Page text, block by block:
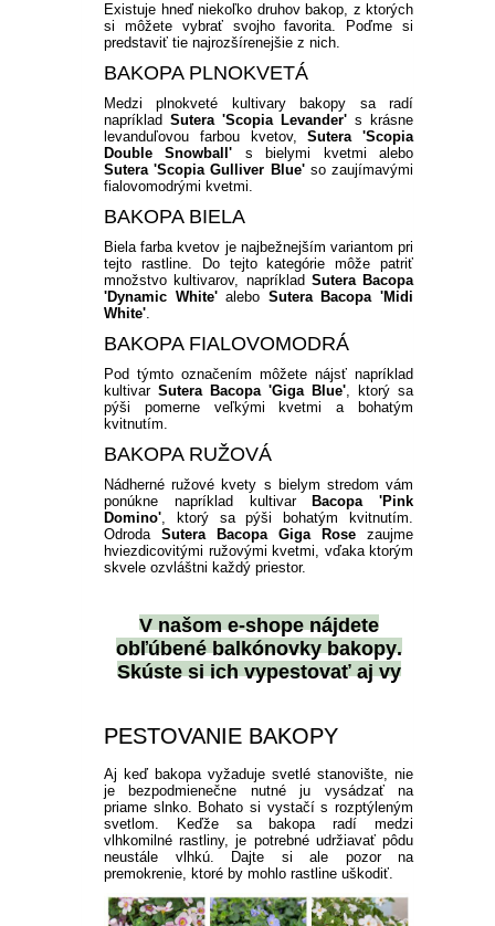
SEMENÁ NA NAKLÍČENIE
ZELENINY
KLINČEK
CHRYZANTÉMOVKA
BIDENS - DVOJZUB
PLEKTRANT
SCAEVOLA
DIASCIA
HELICHRYSUM
OSTEOSPERMUM
ISOTOMA
MLIEČNIK
POVOJNÍK
DIANTHUS
BAKOPA
LOBELKY
LOTUS
VEJÁROVKA
NETÝKAVKA
OKRASNÁ ŽIHĽAVA
IPOMOEA
DICHONDRA
PLECTRANTHUS
SLAMIHA
ZÁDUŠNÍK
PABAMBUS
PEROVEC
VYSOKÉ OKRASNÉ TRÁVY
OSTATNÉ
ASTILBY
HEUCHERY
HOSTY
JARNÉ TRVALKY
LETNÉ TRVALKY
JESENNÉ TRVALKY
SKALNIČKY
LEVANDUĽA
ECHINACEA
HORTENZIE KALINOLISTÉ
HORTENZIE
STROMČEKOVITÉ
MODRÉ HORTENZIE
PRÍSLUŠENSTVO K
OKRASNEJ ZÁHRADE
RAKYTNÍK RAŠETLIAKOVÝ
ZEMOLEZ KAMČATSKÝ
ORECHY A LIESKY
NETRADIČNÉ OSTATNÉ
SLADKÉ ZEMIAKY
SADBOVÝ CESNAK
MEDVEDÍ CESNAK
ZELENINOVÉ PRIESADY
OSTATNÉ
Existuje hneď niekoľko druhov bakop, z ktorých
si môžete vybrať svojho favorita. Poďme si
predstaviť tie najrozšírenejšie z nich.
BAKOPA PLNOKVETÁ
Medzi plnokveté kultivary bakopy sa radí
napríklad Sutera 'Scopia Levander' s krásne
levanduľovou farbou kvetov,Sutera 'Scopia
Double Snowball' s bielymi kvetmi alebo
Sutera 'Scopia Gulliver Blue'so zaujímavými
fialovomodrými kvetmi.
BAKOPA BIELA
Biela farba kvetov je najbežnejším variantom pri
tejto rastline. Do tejto kategórie môže patriť
množstvo kultivarov, napríklad Sutera Bacopa
'Dynamic White'alebo Sutera Bacopa 'Midi
White'.
BAKOPA FIALOVOMODRÁ
Pod týmto označením môžete nájsť napríklad
kultivar Sutera Bacopa 'Giga Blue', ktorý sa
pýši pomerne veľkými kvetmi a bohatým
kvitnutím.
BAKOPA RUŽOVÁ
Nádherné ružové kvety s bielym stredom vám
ponúkne napríklad kultivar
Bacopa 'Pink
Domino', ktorý sa pýši bohatým kvitnutím.
Odroda Sutera Bacopa Giga Rose zaujme
hviezdicovitými ružovými kvetmi, vďaka ktorým
skvele ozvláštni každý priestor.
V našom e-shope nájdete
obľúbenébalkónovky bakopy.
Skúste si ich vypestovať aj vy
PESTOVANIE BAKOPY
Aj keď bakopa vyžaduje svetlé stanovište, nie
je bezpodmienečne nutné ju vysádzať na
priame slnko. Bohato si vystačí s rozptýleným
svetlom. Keďže sa bakopa radí medzi
vlhkomilné rastliny, je potrebné udržiavať pôdu
neustále vlhkú. Dajte si ale pozor na
premokrenie, ktoré by mohlo rastline uškodiť.